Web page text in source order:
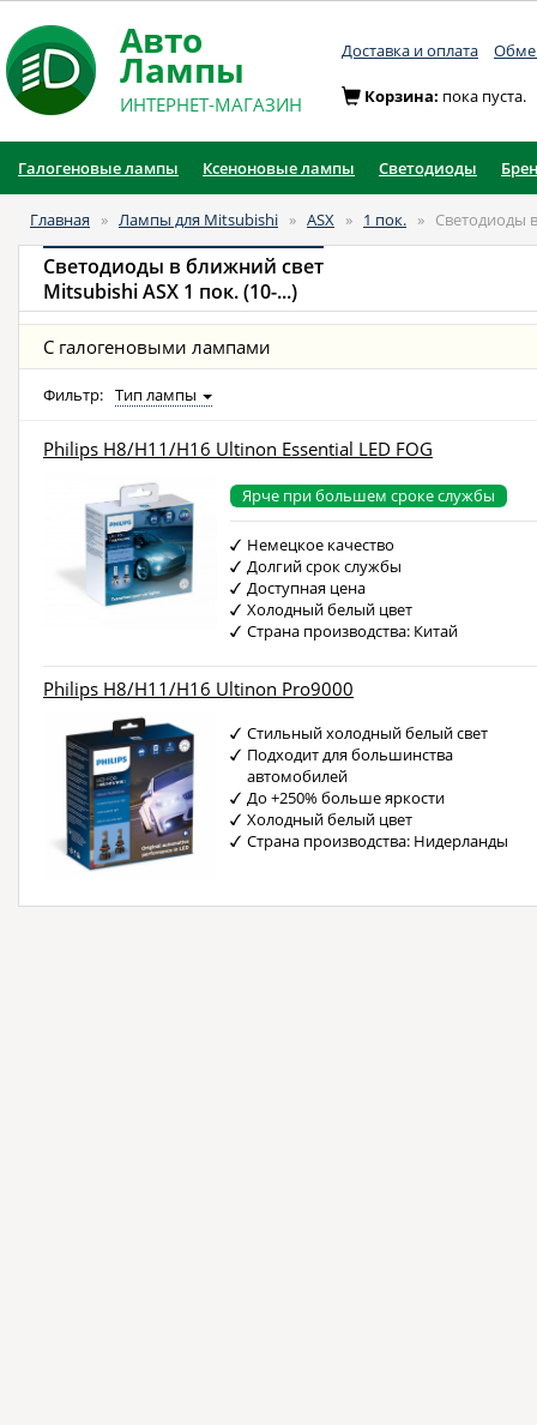
Авто
Лампы
ИНТЕРНЕТ-МАГАЗИН
Доставка и оплата
Корзина: пока пуста.
Галогеновые лампы Ксеноновые лампы Светодиоды
Главная » Лампы для Mitsubishi » ASX » 1 пок. » Светодиоды
Светодиоды в ближний свет
Mitsubishi ASX 1 пок. (10-...)
С галогеновыми лампами
Фильтр: Тип лампы
Philips H8/H11/H16 Ultinon Essential LED FOG
Ярче при большем сроке службы
Немецкое качество
Долгий срок службы
Доступная цена
Холодный белый цвет
Страна производства: Китай
Philips H8/H11/H16 Ultinon Pro9000
Стильный холодный белый свет
Подходит для большинства
автомобилей
До +250% больше яркости
Холодный белый цвет
Страна производства: Нидерланды